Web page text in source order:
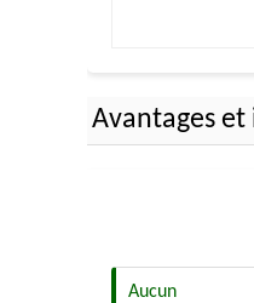
Avantages
Aucun